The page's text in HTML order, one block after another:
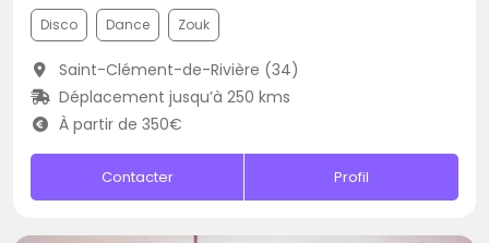
Disco Dance Zouk
Saint-Clément-de-Rivière (34)
Déplacement jusqu’à 250 kms
À partir de 350€
Contacter Profil